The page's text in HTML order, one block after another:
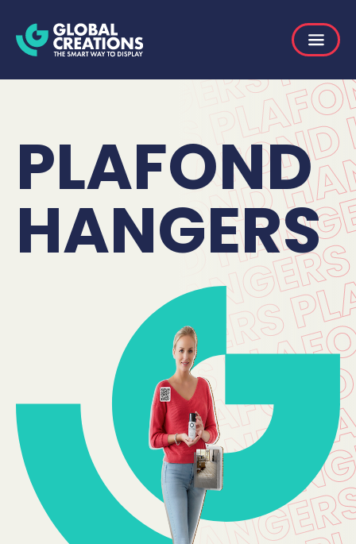
PLAFOND
HANGERS